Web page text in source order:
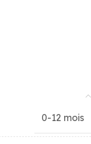
0-12 mois